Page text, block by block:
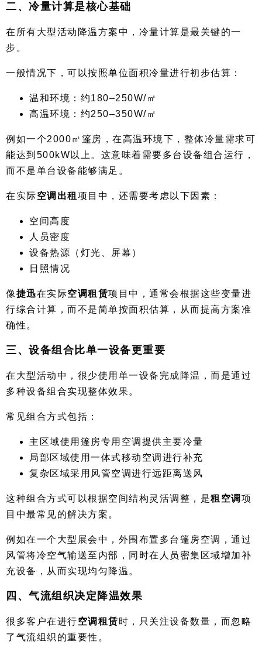
二、冷量计算是核心基础
在所有大型活动降温方案中，冷量计算是最关键的一
步。
一般情况下，可以按照单位面积冷量进行初步估算：
温和环境：约180–250W/㎡
高温环境：约250–350W/㎡
例如一个2000㎡篷房，在高温环境下，整体冷量需求可
能达到500kW以上。这意味着需要多台设备组合运行，
而不是单台设备能够满足。
在实际空调出租 项目中，还需要考虑以下因素：
空间高度
人员密度
设备热源（灯光、屏幕）
日照情况
像捷迅在实际空调租赁项目中，通常会根据这些变量进
行综合计算，而不是简单按面积估算，从而提高方案准
确性。
三、设备组合比单一设备更重要
在大型活动中，很少使用单一设备完成降温，而是通过
多种设备组合实现整体效果。
常见组合方式包括：
主区域使用篷房专用空调提供主要冷量
局部区域使用一体式移动空调进行补充
复杂区域采用风管空调进行远距离送风
这种组合方式可以根据空间结构灵活调整，是租空调 项
目中最常见的解决方案。
例如在一个大型展会中，外围布置多台篷房空调，通过
风管将冷空气输送至内部，同时在人员密集区域增加补
充设备，从而实现均匀降温。
四、气流组织决定降温效果
很多客户在进行空调租赁时，只关注设备数量，而忽略
了气流组织的重要性。